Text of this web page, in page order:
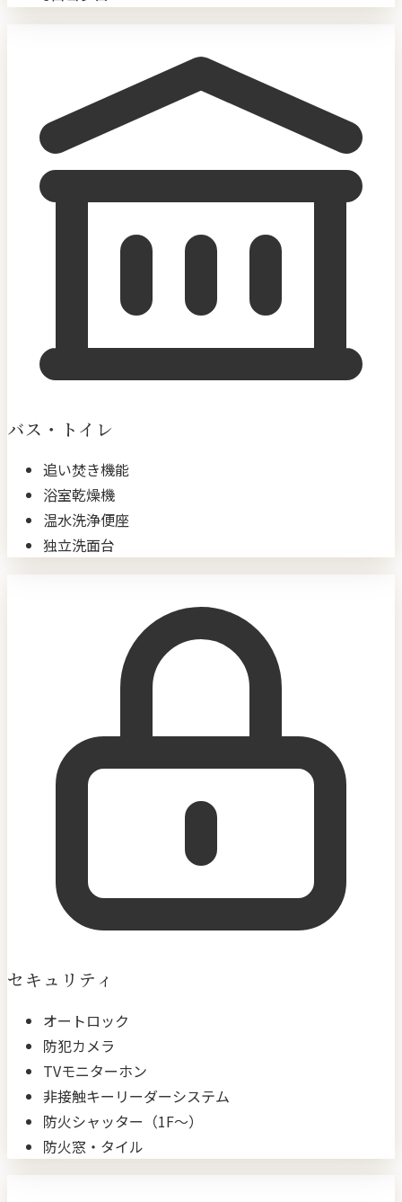
バス・トイレ
追い焚き機能
浴室乾燥機
温水洗浄便座
独立洗面台
セキュリティ
オートロック
防犯カメラ
TVモニターホン
非接触キーリーダーシステム
防火シャッター（1F〜）
防火窓・タイル